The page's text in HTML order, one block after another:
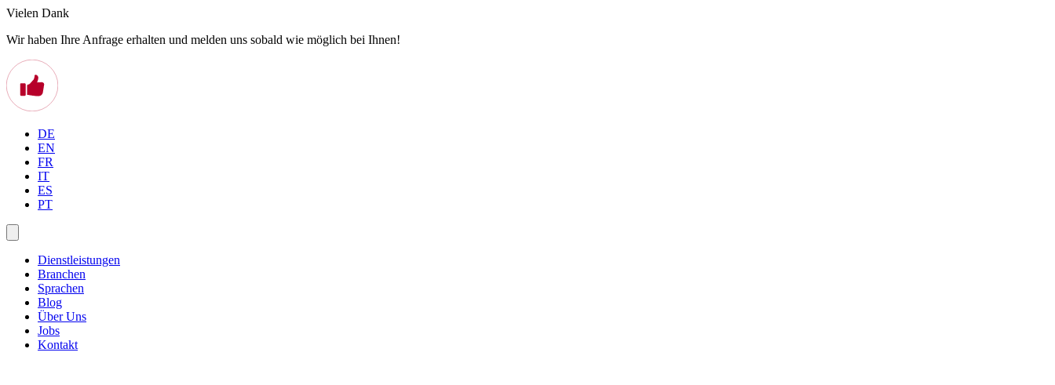
Vielen Dank
Wir haben Ihre Anfrage erhalten und melden uns sobald wie möglich bei Ihnen!
DE
EN
FR
IT
ES
PT
Dienstleistungen
Branchen
Sprachen
Blog
Über Uns
Jobs
Kontakt